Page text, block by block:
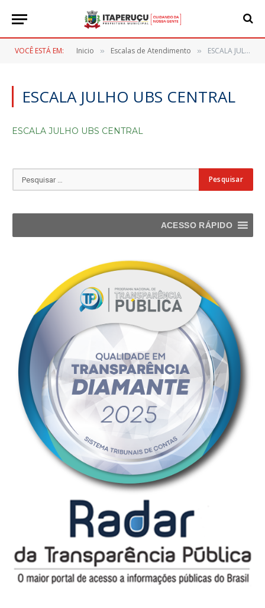
VOCÊ ESTÁ EM: Inicio » Escalas de Atendimento » ESCALA JULHO UBS CENTRAL
ESCALA JULHO UBS CENTRAL
ESCALA JULHO UBS CENTRAL
ACESSO RÁPIDO